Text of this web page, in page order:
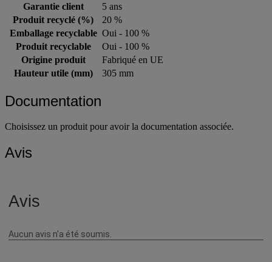
Garantie client
5 ans
Produit recyclé (%)
20 %
Emballage recyclable Oui - 100 %
Produit recyclable
Oui - 100 %
Origine produit
Fabriqué en UE
Hauteur utile (mm)
305 mm
Documentation
Choisissez un produit pour avoir la documentation associée.
Avis